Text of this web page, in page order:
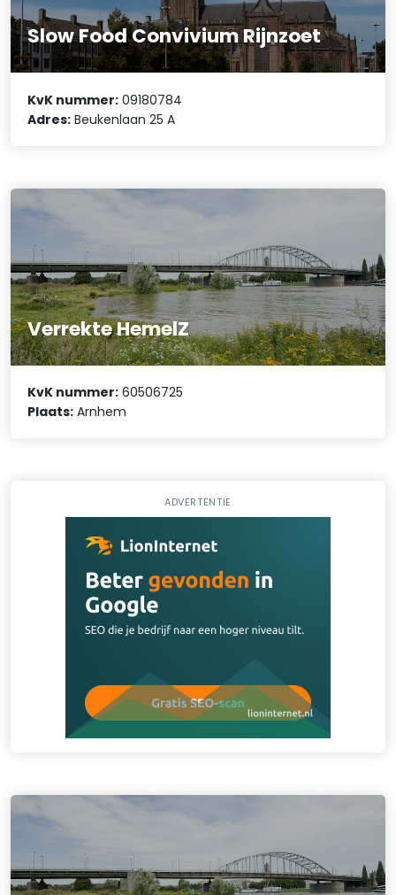
Slow Food Convivium Rijnzoet
KvK nummer: 09180784
Adres: Beukenlaan 25 A
Verrekte HemelZ
KvK nummer: 60506725
Plaats: Arnhem
ADVERTENTIE